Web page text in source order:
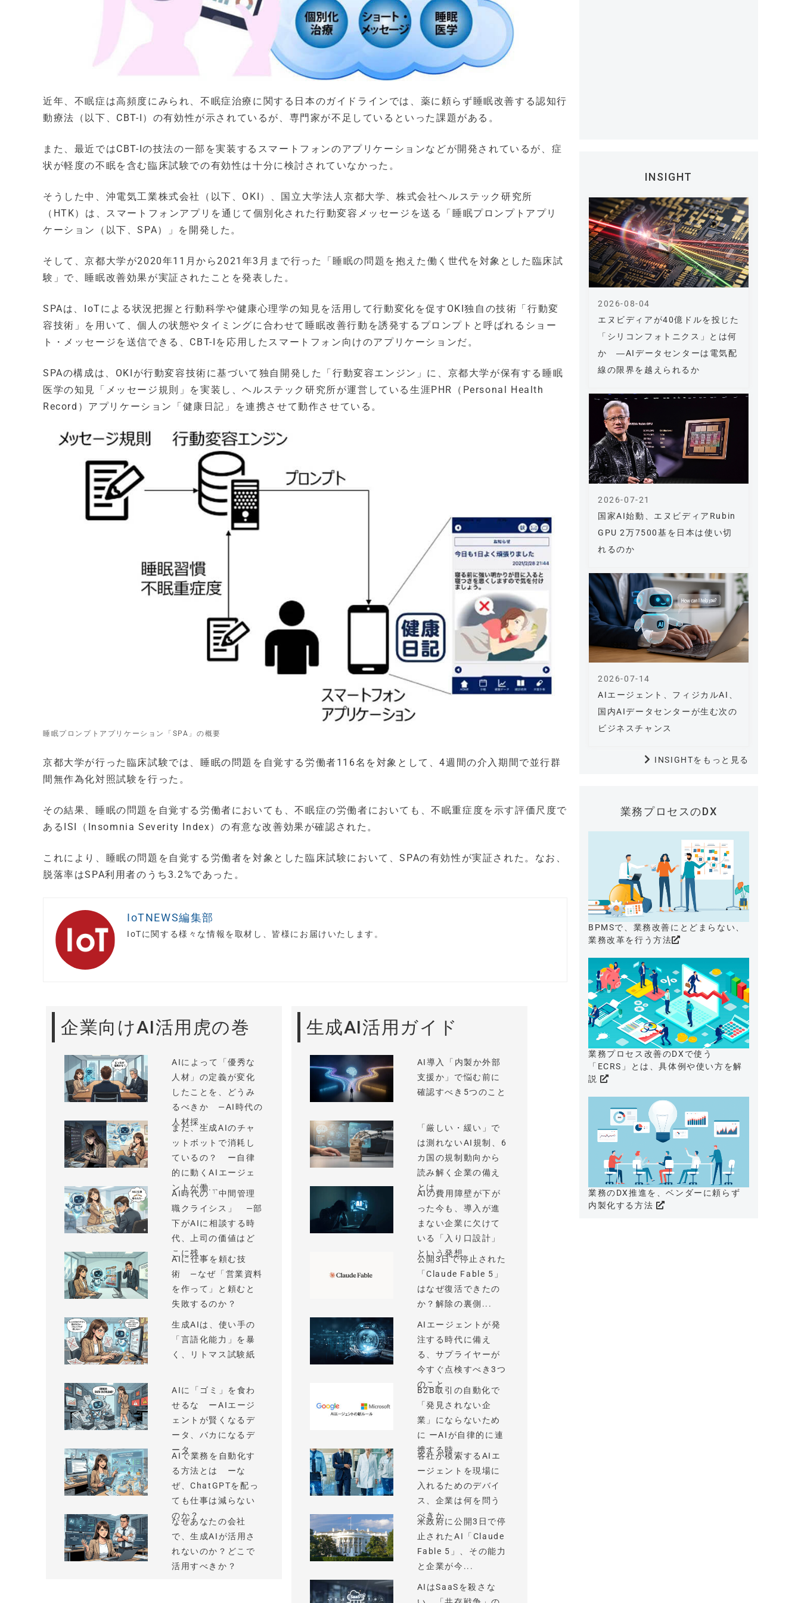
近年、不眠症は高頻度にみられ、不眠症治療に関する日本のガイドラインでは、薬に頼らず睡眠改善する認知行
動療法（以下、CBT-I）の有効性が示されているが、専門家が不足しているといった課題がある。
また、最近ではCBT-Iの技法の一部を実装するスマートフォンのアプリケーションなどが開発されているが、症
状が軽度の不眠を含む臨床試験での有効性は十分に検討されていなかった。
そうした中、沖電気工業株式会社（以下、OKI）、国立大学法人京都大学、株式会社ヘルステック研究所
（HTK）は、スマートフォンアプリを通じて個別化された行動変容メッセージを送る「睡眠プロンプトアプリ
ケーション（以下、SPA）」を開発した。
そして、京都大学が2020年11月から2021年3月まで行った「睡眠の問題を抱えた働く世代を対象とした臨床試
験」で、睡眠改善効果が実証されたことを発表した。
SPAは、IoTによる状況把握と行動科学や健康心理学の知見を活用して行動変化を促すOKI独自の技術「行動変
容技術」を用いて、個人の状態やタイミングに合わせて睡眠改善行動を誘発するプロンプトと呼ばれるショー
ト・メッセージを送信できる、CBT-Iを応用したスマートフォン向けのアプリケーションだ。
SPAの構成は、OKIが行動変容技術に基づいて独自開発した「行動変容エンジン」に、京都大学が保有する睡眠
医学の知見「メッセージ規則」を実装し、ヘルステック研究所が運営している生涯PHR（Personal Health
Record）アプリケーション「健康日記」を連携させて動作させている。
睡眠プロンプトアプリケーション「SPA」の概要
京都大学が行った臨床試験では、睡眠の問題を自覚する労働者116名を対象として、4週間の介入期間で並行群
間無作為化対照試験を行った。
その結果、睡眠の問題を自覚する労働者においても、不眠症の労働者においても、不眠重症度を示す評価尺度で
あるISI（Insomnia Severity Index）の有意な改善効果が確認された。
これにより、睡眠の問題を自覚する労働者を対象とした臨床試験において、SPAの有効性が実証された。なお、
脱落率はSPA利用者のうち3.2%であった。
IoTNEWS編集部
IoTに関する様々な情報を取材し、皆様にお届けいたします。
企業向けAI活用虎の巻
AIによって「優秀な
人材」の定義が変化
したことを、どうみ
るべきか —AI時代の
人材採...
まだ、生成AIのチャ
ットボットで消耗し
ているの？ ー自律
的に動くAIエージェ
ントが働...
AI時代の「中間管理
職クライシス」 —部
下がAIに相談する時
代、上司の価値はど
こに残...
AIに仕事を頼む技
術 —なぜ「営業資料
を作って」と頼むと
失敗するのか？
生成AIは、使い手の
「言語化能力」を暴
く、リトマス試験紙
AIに「ゴミ」を食わ
せるな ーAIエージ
ェントが賢くなるデ
ータ、バカになるデ
ータ
AIで業務を自動化す
る方法とは ーな
ぜ、ChatGPTを配っ
ても仕事は減らない
のか？
なぜあなたの会社
で、生成AIが活用さ
れないのか？どこで
活用すべきか？
生成AI活用ガイド
AI導入「内製か外部
支援か」で悩む前に
確認すべき5つのこと
「厳しい・緩い」で
は測れないAI規制、6
カ国の規制動向から
読み解く企業の備え
とは
AIの費用障壁が下が
った今も、導入が進
まない企業に欠けて
いる「入り口設計」
という発想
公開3日で停止された
「Claude Fable 5」
はなぜ復活できたの
か？解除の裏側...
AIエージェントが発
注する時代に備え
る、サプライヤーが
今すぐ点検すべき3つ
のこと
B2B取引の自動化で
「発見されない企
業」にならないため
に ーAIが自律的に連
携する時...
各社が模索するAIエ
ージェントを現場に
入れるためのデバイ
ス、企業は何を問う
べきか
米政府に公開3日で停
止されたAI「Claude
Fable 5」、その能力
と企業が今...
AIはSaaSを殺さな
INSIGHT
エヌビディアが40億ドルを投じた
「シリコンフォトニクス」とは何
か ―AIデータセンターは電気配
線の限界を越えられるか
2026-08-04
国家AI始動、エヌビディアRubin
GPU 2万7500基を日本は使い切
れるのか
2026-07-21
AIエージェント、フィジカルAI、
国内AIデータセンターが生む次の
ビジネスチャンス
2026-07-14
INSIGHTをもっと見る
業務プロセスのDX
BPMSで、業務改善にとどまらない、
業務改革を行う方法
業務プロセス改善のDXで使う
「ECRS」とは、具体例や使い方を解
説
業務のDX推進を、ベンダーに頼らず
内製化する方法